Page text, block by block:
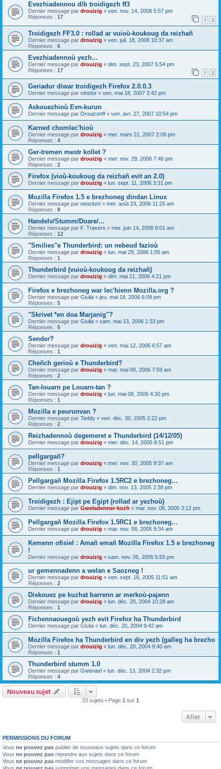
Evezhiadennou d/b troidigezh ff3
Dernier message par drouizig « ven. nov. 14, 2008 5:57 pm
Réponses : 17 1 2
Troidigezh FF3.0 : rollad ar vuioù-koukoug da reizhañ
Dernier message par drouizig « ven. juil. 18, 2008 10:37 am
Réponses : 6
Evezhiadennoù yezh...
Dernier message par drouizig « dim. sept. 23, 2007 5:54 pm
Réponses : 17 1 2
Geriadur diwar troidigezh Firefox 2.0.0.3
Dernier message par vinstor « ven. mai 18, 2007 3:42 pm
Askouezhioù Evn-kurun
Dernier message par Drouizonff « ven. avr. 27, 2007 10:54 pm
Karned chomlec'hioù
Dernier message par drouizig « mer. mars 21, 2007 2:09 pm
Réponses : 4
Ger-tremen mestr kollet ?
Dernier message par drouizig « mer. nov. 29, 2006 7:45 pm
Réponses : 2
Firefox (vioù-koukoug da reizhañ evit an 2.0)
Dernier message par drouizig « lun. sept. 11, 2006 3:31 pm
Mozilla Firefox 1.5 e brezhoneg dindan Linux
Dernier message par neoclust « mer. août 23, 2006 11:25 am
Réponses : 8
Handelv/Stumm/Doare/...
Dernier message par F. Travers « mer. juin 14, 2006 8:01 am
Réponses : 12
"Smilies"e Thunderbird: un nebeud fazioù
Dernier message par drouizig « lun. mai 29, 2006 1:05 am
Réponses : 1
Thunderbird (vuioù-koukoug da reizhañ)
Dernier message par drouizig « dim. mai 21, 2006 4:21 pm
Firefox e brezhoneg war lec'hienn Mozilla.org ?
Dernier message par Giulia « jeu. mai 18, 2006 6:09 pm
Réponses : 5
"Skrivet *en doa Marjanig"?
Dernier message par Giulia « sam. mai 13, 2006 1:33 pm
Réponses : 5
Sender?
Dernier message par drouizig « ven. mai 12, 2006 6:57 am
Réponses : 1
Cheñch gerioù e Thunderbird?
Dernier message par drouizig « mar. mai 09, 2006 7:59 am
Réponses : 2
Tan-louarn pe Louarn-tan ?
Dernier message par drouizig « lun. mai 08, 2006 4:30 pm
Réponses : 1
Mozilla e peurunvan ?
Dernier message par Teddy « ven. déc. 30, 2005 2:22 pm
Réponses : 2
Reizhadennoù degemeret e Thunderbird (14/12/05)
Dernier message par drouizig « mer. déc. 14, 2005 8:51 pm
pellgargañ?
Dernier message par drouizig « mer. nov. 30, 2005 9:37 am
Réponses : 1
Pellgargañ Mozilla Firefox 1.5RC2 e brezhoneg...
Dernier message par drouizig « dim. nov. 13, 2005 2:38 pm
Troidigezh : Ejipt pe Egipt (rollad ar yezhoù)
Dernier message par Gweladenner-kozh « mar. nov. 08, 2005 3:12 pm
Pellgargañ Mozilla Firefox 1.5RC1 e brezhoneg...
Dernier message par drouizig « mar. nov. 08, 2005 9:34 am
Kemenn ofisiel : Amañ emañ Mozilla Firefox 1.5 e brezhoneg
!
Dernier message par drouizig « sam. nov. 05, 2005 5:55 pm
ur gemennadenn a welan e Saozneg !
Dernier message par drouizig « ven. sept. 16, 2005 11:51 am
Réponses : 2
Diskouez pe kuzhat barrenn ar merkoù-pajenn
Dernier message par drouizig « lun. déc. 20, 2004 10:28 am
Réponses : 1
Fichennaouegoù yezh evit Firefox ha Thunderbird
Dernier message par Giulia « lun. déc. 20, 2004 9:42 am
Mozilla Firefox ha Thunderbird en div yezh (galleg ha brezho
Dernier message par drouizig « lun. déc. 20, 2004 9:40 am
Réponses : 1
Thunderbird stumm 1.0
Dernier message par Gwenael « lun. déc. 13, 2004 2:32 pm
Réponses : 4
Nouveau sujet
33 sujets • Page 1 sur 1
Aller
PERMISSIONS DU FORUM
Vous ne pouvez pas publier de nouveaux sujets dans ce forum
Vous ne pouvez pas répondre aux sujets dans ce forum
Vous ne pouvez pas modifier vos messages dans ce forum